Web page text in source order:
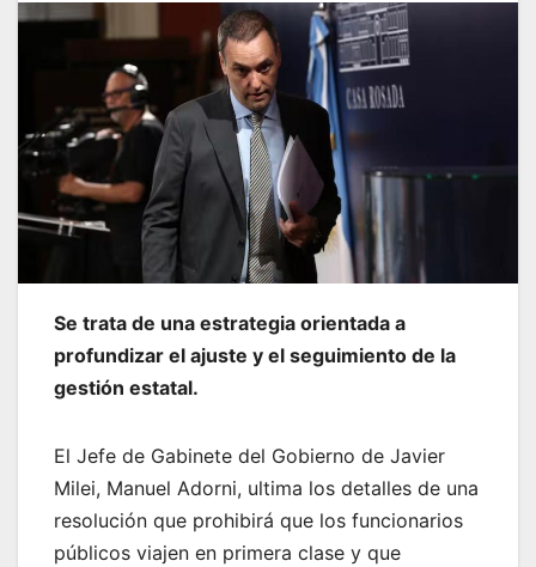
Se trata de una estrategia orientada a
profundizar el ajuste y el seguimiento de la
gestión estatal.
El Jefe de Gabinete del Gobierno de Javier
Milei, Manuel Adorni, ultima los detalles de una
resolución que prohibirá que los funcionarios
públicos viajen en primera clase y que